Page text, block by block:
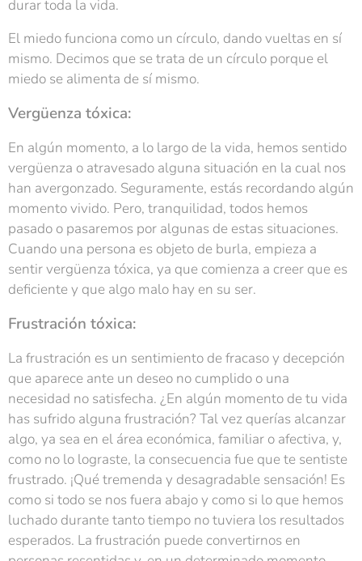
durar toda la vida.
El miedo funciona como un círculo, dando vueltas en sí
mismo. Decimos que se trata de un círculo porque el
miedo se alimenta de sí mismo.
Vergüenza tóxica:
En algún momento, a lo largo de la vida, hemos sentido
vergüenza o atravesado alguna situación en la cual nos
han avergonzado. Seguramente, estás recordando algún
momento vivido. Pero, tranquilidad, todos hemos
pasado o pasaremos por algunas de estas situaciones.
Cuando una persona es objeto de burla, empieza a
sentir vergüenza tóxica, ya que comienza a creer que es
deficiente y que algo malo hay en su ser.
Frustración tóxica:
La frustración es un sentimiento de fracaso y decepción
que aparece ante un deseo no cumplido o una
necesidad no satisfecha. ¿En algún momento de tu vida
has sufrido alguna frustración? Tal vez querías alcanzar
algo, ya sea en el área económica, familiar o afectiva, y,
como no lo lograste, la consecuencia fue que te sentiste
frustrado. ¡Qué tremenda y desagradable sensación! Es
como si todo se nos fuera abajo y como si lo que hemos
luchado durante tanto tiempo no tuviera los resultados
esperados. La frustración puede convertirnos en